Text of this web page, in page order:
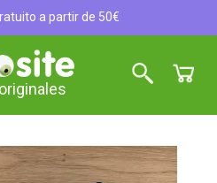
a partir de 50€